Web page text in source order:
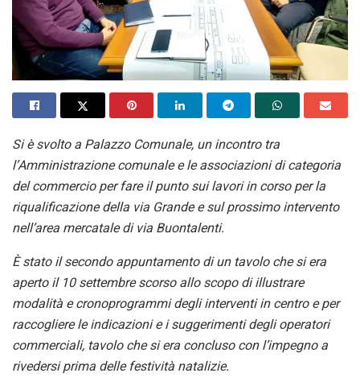
Si è svolto a Palazzo Comunale, un incontro tra
l’Amministrazione comunale e le associazioni di categoria
del commercio per fare il punto sui lavori in corso per la
riqualificazione della via Grande e sul prossimo intervento
nell’area mercatale di via Buontalenti.
È stato il secondo appuntamento di untavolo che si era
apertoil 10 settembre scorso allo scopo diillustrare
modalità e cronoprogrammidegliinterventiin centroe per
raccogliere le indicazioni e i suggerimenti degli operatori
commerciali, tavolo che si era conclusocon l’impegno a
rivedersi prima delle festività natalizie.